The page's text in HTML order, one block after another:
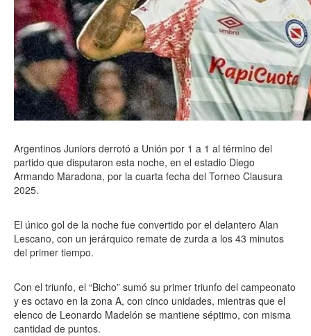
Argentinos Juniors derrotó a Unión por 1 a 1 al término del
partido que disputaron esta noche, en el estadio Diego
Armando Maradona, por la cuarta fecha del Torneo Clausura
2025.
El único gol de la noche fue convertido por el delantero Alan
Lescano, con un jerárquico remate de zurda a los 43 minutos
del primer tiempo.
Con el triunfo, el “Bicho” sumó su primer triunfo del campeonato
y es octavo en la zona A, con cinco unidades, mientras que el
elenco de Leonardo Madelón se mantiene séptimo, con misma
cantidad de puntos.